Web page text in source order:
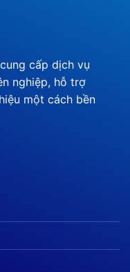
cấp dịch vụ
nghiệp, hỗ trợ
một cách bền